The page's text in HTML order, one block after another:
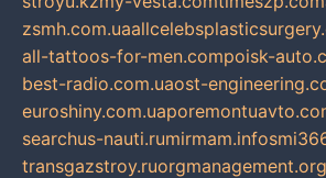
zsmh.com.ua
all-tattoos-for-men.compoisk-
best-radio.com.uaost-
euroshiny.com.ua
searchus-nauti.rumirmam.info
transgazstroy.ruorgmanagement.org